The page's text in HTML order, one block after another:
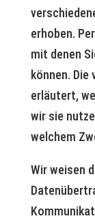
erhoben.
mit denen
können.
erläutert,
wir sie
welchem
Wir weisen